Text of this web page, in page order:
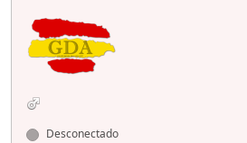
Desconectado